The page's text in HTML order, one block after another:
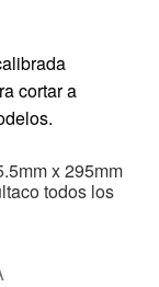
x 295mm
todos los